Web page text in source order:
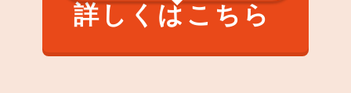
詳しくはこちら